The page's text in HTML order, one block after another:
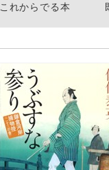
これからでる本